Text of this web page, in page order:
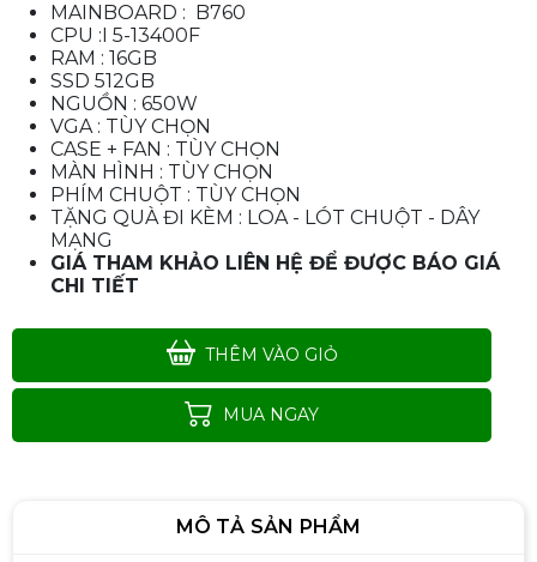
MAINBOARD : B760
CPU :I 5-13400F
RAM : 16GB
SSD 512GB
NGUỒN : 650W
VGA : TÙY CHỌN
CASE + FAN : TÙY CHỌN
MÀN HÌNH : TÙY CHỌN
PHÍM CHUỘT : TÙY CHỌN
TẶNG QUÀ ĐI KÈM : LOA - LÓT CHUỘT - DÂY
MẠNG
GIÁ THAM KHẢO LIÊN HỆ ĐỂ ĐƯỢC BÁO GIÁ
CHI TIẾT
THÊM VÀO GIỎ
MUA NGAY
MÔ TẢ SẢN PHẨM